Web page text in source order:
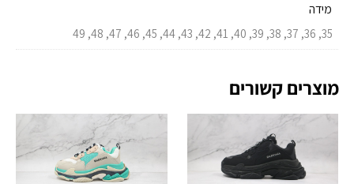
מידה
35, 36, 37, 38, 39, 40, 41, 42, 43, 44, 45, 46, 47, 48, 49
מוצרים קשורים